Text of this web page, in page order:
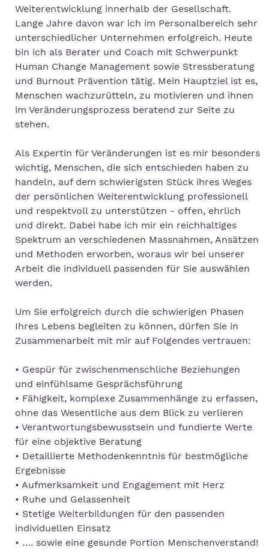
Weiterentwicklung innerhalb der Gesellschaft.
Lange Jahre davon war ich im Personalbereich sehr
unterschiedlicher Unternehmen erfolgreich. Heute
bin ich als Berater und Coach mit Schwerpunkt
Human Change Management sowie Stressberatung
und Burnout Prävention tätig. Mein Hauptziel ist es,
Menschen wachzurütteln, zu motivieren und ihnen
im Veränderungsprozess beratend zur Seite zu
stehen.
Als Expertin für Veränderungen ist es mir besonders
wichtig, Menschen, die sich entschieden haben zu
handeln, auf dem schwierigsten Stück ihres Weges
der persönlichen Weiterentwicklung professionell
und respektvoll zu unterstützen - offen, ehrlich
und direkt. Dabei habe ich mir ein reichhaltiges
Spektrum an verschiedenen Massnahmen, Ansätzen
und Methoden erworben, woraus wir bei unserer
Arbeit die individuell passenden für Sie auswählen
werden.
Um Sie erfolgreich durch die schwierigen Phasen
Ihres Lebens begleiten zu können, dürfen Sie in
Zusammenarbeit mit mir auf Folgendes vertrauen:
• Gespür für zwischenmenschliche Beziehungen
und einfühlsame Gesprächsführung
• Fähigkeit, komplexe Zusammenhänge zu erfassen,
ohne das Wesentliche aus dem Blick zu verlieren
• Verantwortungsbewusstsein und fundierte Werte
für eine objektive Beratung
• Detaillierte Methodenkenntnis für bestmögliche
Ergebnisse
• Aufmerksamkeit und Engagement mit Herz
• Ruhe und Gelassenheit
• Stetige Weiterbildungen für den passenden
individuellen Einsatz
• …. sowie eine gesunde Portion Menschenverstand!